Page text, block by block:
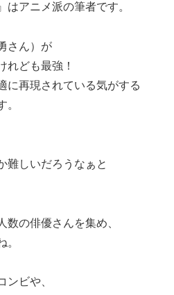
はアニメ派の筆者です。
さん）が
れども最強！
に再現されている気がする
。
難しいだろうなぁと
数の俳優さんを集め、
。
ンビや、